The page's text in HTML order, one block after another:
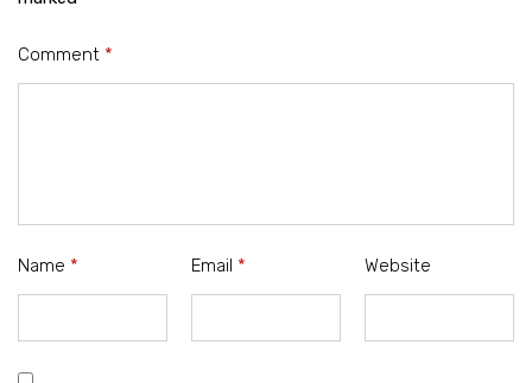
Comment *
Name * Email * Website